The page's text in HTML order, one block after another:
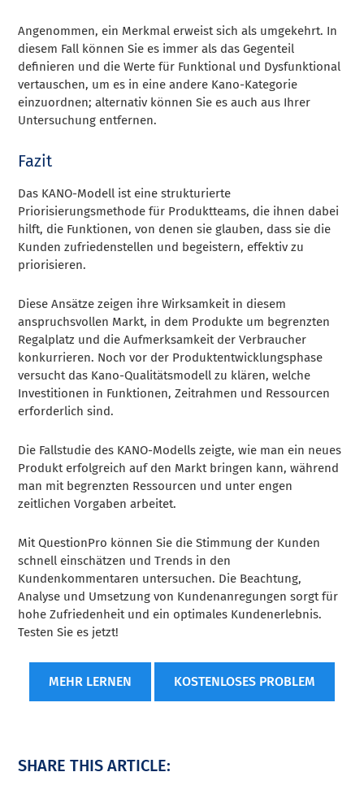
Angenommen, ein Merkmal erweist sich als umgekehrt. In
diesem Fall können Sie es immer als das Gegenteil
definieren und die Werte für Funktional und Dysfunktional
vertauschen, um es in eine andere Kano-Kategorie
einzuordnen; alternativ können Sie es auch aus Ihrer
Untersuchung entfernen.
Fazit
Das KANO-Modell ist eine strukturierte
Priorisierungsmethode für Produktteams, die ihnen dabei
hilft, die Funktionen, von denen sie glauben, dass sie die
Kunden zufriedenstellen und begeistern, effektiv zu
priorisieren.
Diese Ansätze zeigen ihre Wirksamkeit in diesem
anspruchsvollen Markt, in dem Produkte um begrenzten
Regalplatz und die Aufmerksamkeit der Verbraucher
konkurrieren. Noch vor der Produktentwicklungsphase
versucht das Kano-Qualitätsmodell zu klären, welche
Investitionen in Funktionen, Zeitrahmen und Ressourcen
erforderlich sind.
Die Fallstudie des KANO-Modells zeigte, wie man ein neues
Produkt erfolgreich auf den Markt bringen kann, während
man mit begrenzten Ressourcen und unter engen
zeitlichen Vorgaben arbeitet.
Mit QuestionPro können Sie die Stimmung der Kunden
schnell einschätzen und Trends in den
Kundenkommentaren untersuchen. Die Beachtung,
Analyse und Umsetzung von Kundenanregungen sorgt für
hohe Zufriedenheit und ein optimales Kundenerlebnis.
Testen Sie es jetzt!
MEHR LERNEN KOSTENLOSES PROBLEM
SHARE THIS ARTICLE: